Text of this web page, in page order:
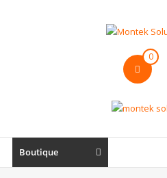
Ordinateur,
0
Boutique